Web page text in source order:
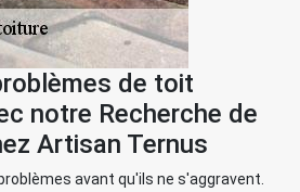
de toit
notre Recherche de
Artisan Ternus
avant qu'ils ne s'aggravent.